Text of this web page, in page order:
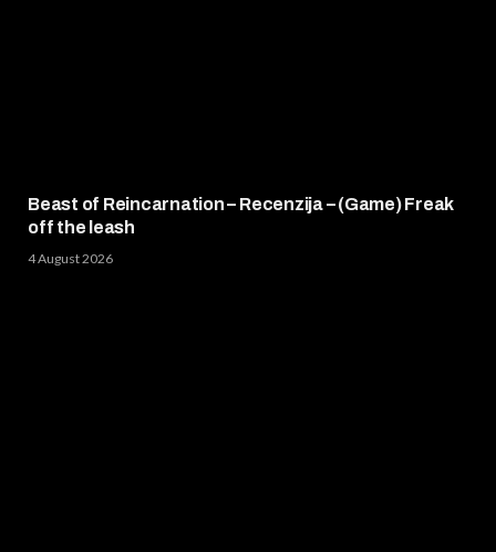
Beast of Reincarnation – Recenzija – (Game) Freak
off the leash
4 August 2026